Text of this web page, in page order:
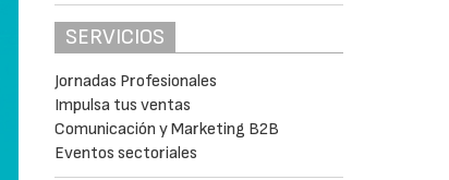
SERVICIOS
Jornadas Profesionales
Impulsa tus ventas
Comunicación y Marketing B2B
Eventos sectoriales